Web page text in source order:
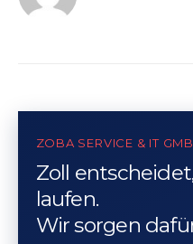
ZOBA SERVICE & IT
Zoll
laufen.
Wir sorgen